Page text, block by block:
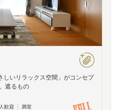
いリラックス空間」がコンセプ
遮るもの
歓迎 満室